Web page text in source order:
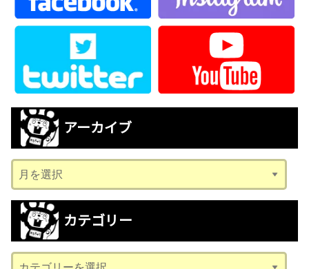
アーカイブ
ー
カ
ブ
カテゴリー